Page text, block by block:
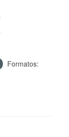
Formatos: